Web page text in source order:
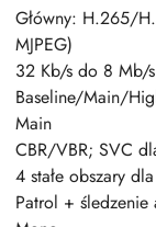
Główny: H.265/
MJPEG)
32 Kb/s do 8 Mb/s
Baseline/Main/
Main
CBR/VBR; SVC
4 stałe obszary
Patrol + śledzenie